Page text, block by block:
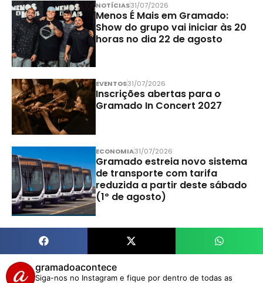
NOTÍCIAS31/07/2026
Menos É Mais em Gramado:
Show do grupo vai iniciar às 20
horas no dia 22 de agosto
EVENTOS31/07/2026
Inscrições abertas para o
Gramado In Concert 2027
ECONOMIA31/07/2026
Gramado estreia novo sistema
de transporte com tarifa
reduzida a partir deste sábado
(1º de agosto)
gramadoacontece
Siga-nos no Instagram e fique por dentro de todas as